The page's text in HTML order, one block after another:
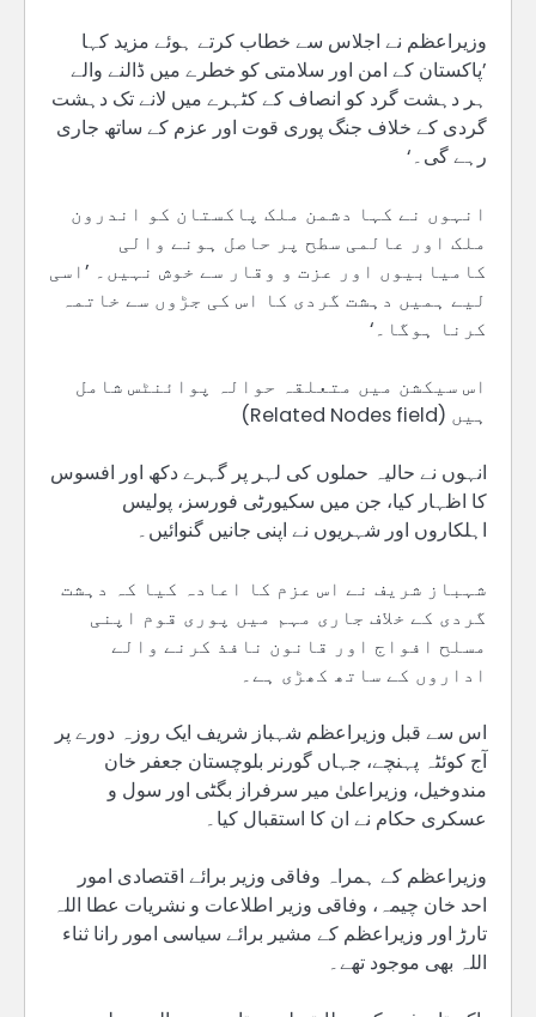
وزیراعظم نے اجلاس سے خطاب کرتے ہوئے مزید کہا
’پاکستان کے امن اور سلامتی کو خطرے میں ڈالنے والے
ہر دہشت گرد کو انصاف کے کٹہرے میں لانے تک دہشت
گردی کے خلاف جنگ پوری قوت اور عزم کے ساتھ جاری
رہے گی۔‘
انہوں نے کہا دشمن ملک پاکستان کو اندرون
ملک اور عالمی سطح پر حاصل ہونے والی
کامیابیوں اور عزت و وقار سے خوش نہیں۔ ’اسی
لیے ہمیں دہشت گردی کا اس کی جڑوں سے خاتمہ
کرنا ہوگا۔‘
اس سیکشن میں متعلقہ حوالہ پوائنٹس شامل
ہیں (Related Nodes field)
انہوں نے حالیہ حملوں کی لہر پر گہرے دکھ اور افسوس
کا اظہار کیا، جن میں سکیورٹی فورسز، پولیس
اہلکاروں اور شہریوں نے اپنی جانیں گنوائیں۔
شہباز شریف نے اس عزم کا اعادہ کیا کہ دہشت
گردی کے خلاف جاری مہم میں پوری قوم اپنی
مسلح افواج اور قانون نافذ کرنے والے
اداروں کے ساتھ کھڑی ہے۔
اس سے قبل وزیراعظم شہباز شریف ایک روزہ دورے پر
آج کوئٹہ پہنچے، جہاں گورنر بلوچستان جعفر خان
مندوخیل، وزیراعلیٰ میر سرفراز بگٹی اور سول و
عسکری حکام نے ان کا استقبال کیا۔
وزیراعظم کے ہمراہ وفاقی وزیر برائے اقتصادی امور
احد خان چیمہ، وفاقی وزیر اطلاعات و نشریات عطا اللہ
تارڑ اور وزیراعظم کے مشیر برائے سیاسی امور رانا ثناء
اللہ بھی موجود تھے۔